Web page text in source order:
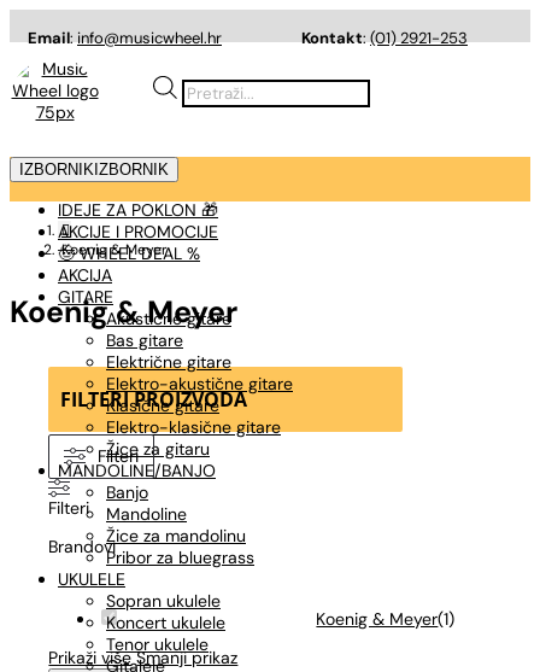
Email:info@musicwheel.hr Kontakt:(01) 2921-253
Products
search
IZBORNIK IZBORNIK
IDEJE ZA POKLON 🎁
AKCIJE I PROMOCIJE
🤠 WHEEL DEAL %
AKCIJA
GITARE
Akustične gitare
Bas gitare
Električne gitare
Elektro-akustične gitare
Klasične gitare
Elektro-klasične gitare
Žice za gitaru
MANDOLINE/BANJO
Banjo
Mandoline
Žice za mandolinu
Pribor za bluegrass
UKULELE
Sopran ukulele
Koncert ukulele
Tenor ukulele
Gitalele

Koenig & Meyer
Koenig & Meyer
FILTERI PROIZVODA
Filteri
Filteri
Brandovi
Koenig & Meyer(1)
Prikaži više Smanji prikaz